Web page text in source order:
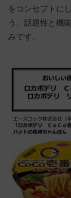
をコンセプトに
う、話題性と機
みです。